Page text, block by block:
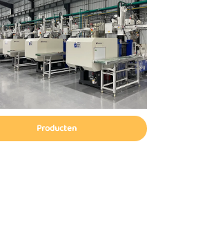
Producten